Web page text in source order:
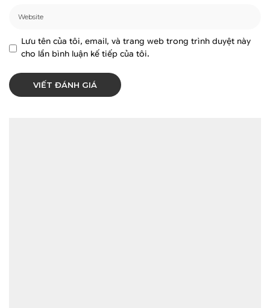
Lưu tên của tôi, email, và trang web trong trình duyệt này
cho lần bình luận kế tiếp của tôi.